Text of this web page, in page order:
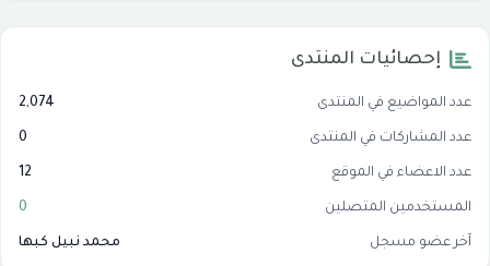
إحصائيات المنتدى
عدد المواضيع في المنتدى 2,074
عدد المشاركات في المنتدى 0
عدد الاعضاء في الموقع 12
المستخدمين المتصلين 0
آخر عضو مسجل محمد نبيل كبها